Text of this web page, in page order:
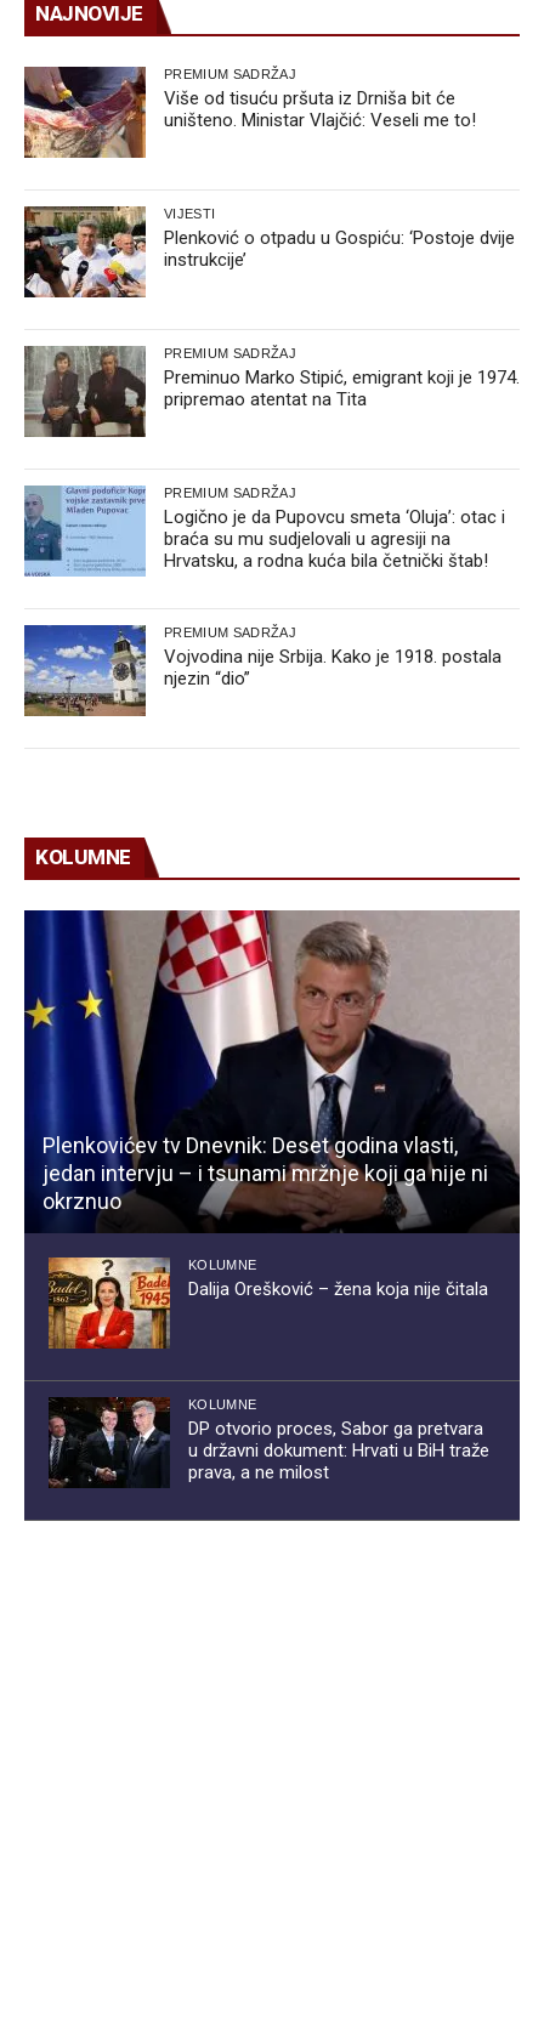
NAJNOVIJE
PREMIUM SADRŽAJ
Više od tisuću pršuta iz Drniša bit će
uništeno. Ministar Vlajčić: Veseli me to!
VIJESTI
Plenković o otpadu u Gospiću: ‘Postoje dvije
instrukcije’
PREMIUM SADRŽAJ
Preminuo Marko Stipić, emigrant koji je 1974.
pripremao atentat na Tita
PREMIUM SADRŽAJ
Logično je da Pupovcu smeta ‘Oluja’: otac i
braća su mu sudjelovali u agresiji na
Hrvatsku, a rodna kuća bila četnički štab!
PREMIUM SADRŽAJ
Vojvodina nije Srbija. Kako je 1918. postala
njezin “dio”
KOLUMNE
Plenkovićev tv Dnevnik: Deset godina vlasti,
jedan intervju – i tsunami mržnje koji ga nije ni
okrznuo
KOLUMNE
Dalija Orešković – žena koja nije čitala
KOLUMNE
DP otvorio proces, Sabor ga pretvara
u državni dokument: Hrvati u BiH traže
prava, a ne milost